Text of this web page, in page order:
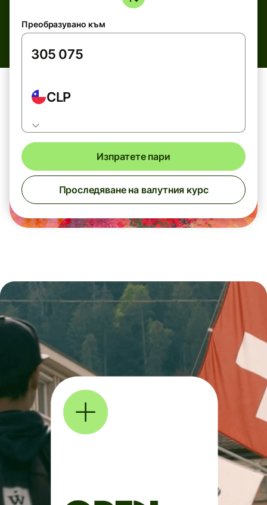
Преобразувано към
CLP
Изпратете пари
Проследяване на валутния курс